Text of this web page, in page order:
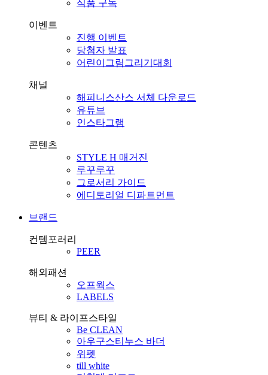
식품 구독
이벤트
진행 이벤트
당첨자 발표
어린이그림그리기대회
채널
해피니스산스 서체 다운로드
유튜브
인스타그램
콘텐츠
STYLE H 매거진
루꾸루꾸
그로서리 가이드
에디토리얼 디파트먼트
브랜드
컨템포러리
PEER
해외패션
오프웍스
LABELS
뷰티 & 라이프스타일
Be CLEAN
아우구스티누스 바더
위펫
till white